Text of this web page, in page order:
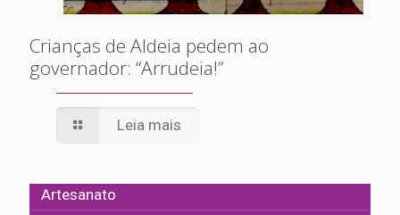
Crianças de Aldeia pedem ao
governador: “Arrudeia!”
Leia mais
Artesanato